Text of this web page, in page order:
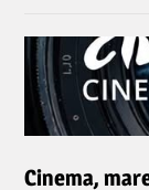
Cinema,